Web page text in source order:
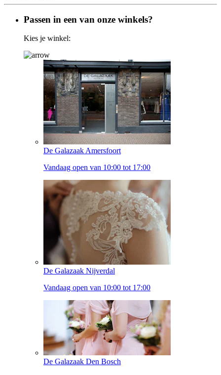
Passen in een van onze winkels?
Kies je winkel:
De Galazaak Amersfoort
Vandaag open van 10:00 tot 17:00
De Galazaak Nijverdal
Vandaag open van 10:00 tot 17:00
De Galazaak Den Bosch